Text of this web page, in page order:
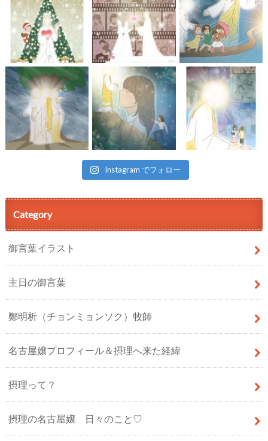
Instagram でフォロー
Category
御言葉イラスト
主日の御言葉
鄭明析（チョンミョンソク）牧師
名古屋嬢プロフィール＆摂理へ来た経緯
摂理って？
摂理の名古屋嬢 日々のこと♡